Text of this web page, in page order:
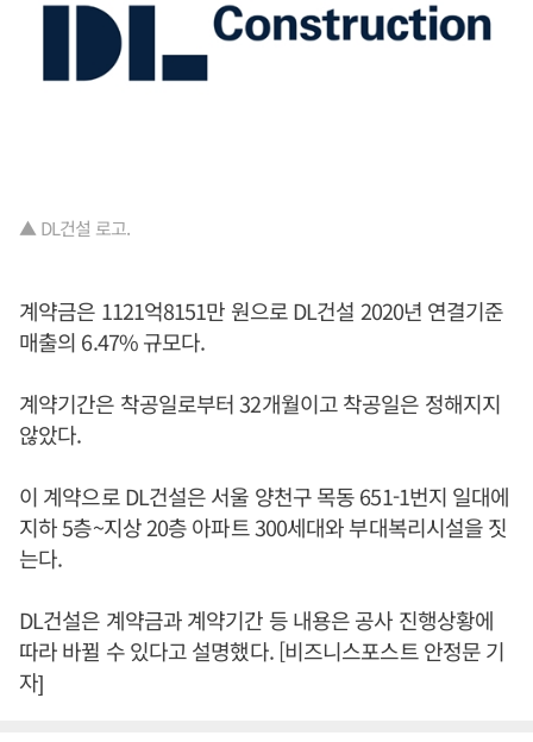
▲ DL건설 로고.
계약금은 1121억8151만 원으로 DL건설 2020년 연결기준
매출의 6.47% 규모다.
계약기간은 착공일로부터 32개월이고 착공일은 정해지지
않았다.
이 계약으로 DL건설은 서울 양천구 목동 651-1번지 일대에
지하 5층~지상 20층 아파트 300세대와 부대복리시설을 짓
는다.
DL건설은 계약금과 계약기간 등 내용은 공사 진행상황에
따라 바뀔 수 있다고 설명했다. [비즈니스포스트 안정문 기
자]